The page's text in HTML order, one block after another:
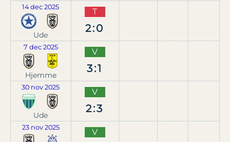
14 dec 2025
Ude
T
2:0
7 dec 2025
Hjemme
V
3:1
30 nov 2025
Ude
V
2:3
23 nov 2025 V